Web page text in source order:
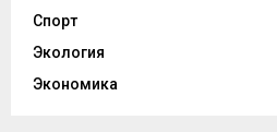
Спорт
Экология
Экономика